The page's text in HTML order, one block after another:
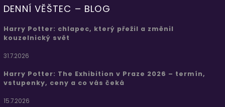
DENNÍ VĚŠTEC – BLOG
Harry Potter: chlapec, který přežil a změnil
kouzelnický svět
31.7.2026
Harry Potter: The Exhibition v Praze 2026 – termín,
vstupenky, ceny a co vás čeká
15.7.2026